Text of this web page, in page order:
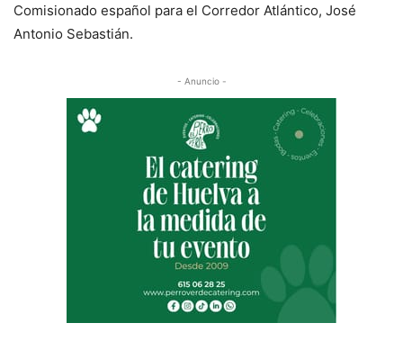
Comisionado español para el Corredor Atlántico, José
Antonio Sebastián.
- Anuncio -